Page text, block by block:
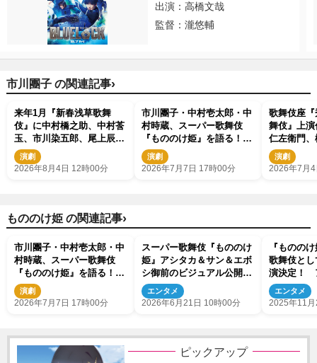
出演：高橋文哉
監督：瀧悠輔
市川團子 の関連記事›
来年1月『新春浅草歌舞
伎』に中村橋之助、中村莟
玉、市川染五郎、尾上辰之
助、市川團子が出演決定
演劇
2026年8月4日 12時00分
市川團子・中村壱太郎・中
村時蔵、スーパー歌舞伎
『もののけ姫』を語る！
本番さながらの稽古の模様
も
演劇
2026年7月7日 17時00分
歌舞伎座
舞伎』上
仁左衛門
上松緑、
ら勢ぞろい
演劇
2026年7月
もののけ姫 の関連記事›
市川團子・中村壱太郎・中
村時蔵、スーパー歌舞伎
『もののけ姫』を語る！
本番さながらの稽古の模様
も
演劇
2026年7月7日 17時00分
スーパー歌舞伎『もののけ
姫』アシタカ＆サン＆エボ
シ御前のビジュアル公開
入場者プレゼントも配布決
定
エンタメ
2026年6月21日 10時00分
『ものの
歌舞伎と
演決定！
團子、サ
エンタメ
2025年11
ピックアップ